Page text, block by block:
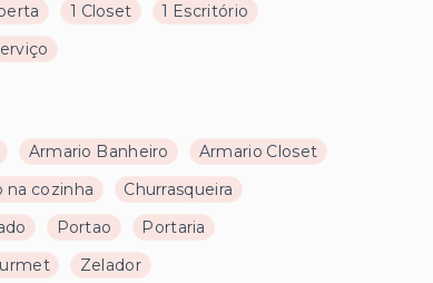
1 Closet
1 Escritório
Armario Banheiro
Armario Closet
na cozinha
Churrasqueira
Portao
Portaria
Zelador